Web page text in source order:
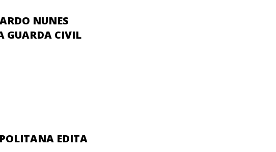
NUNES
GUARDA CIVIL
EDITA